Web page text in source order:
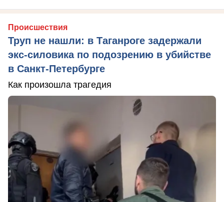
Происшествия
Труп не нашли: в Таганроге задержали
экс-силовика по подозрению в убийстве
в Санкт-Петербурге
Как произошла трагедия